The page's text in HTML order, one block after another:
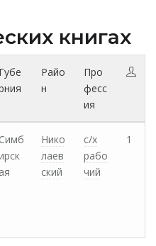
книгах
Губе
Райо
н
Про
фесс
ия
Симб
ая
Нико
лаев
ский
с/х
рабо
чий
1